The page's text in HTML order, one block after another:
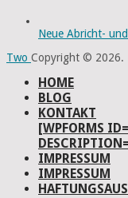
Neue Abricht-
Two Copyright © 2026.
HOME
BLOG
KONTAKT
[WPFORMS
IMPRESSUM
IMPRESSUM